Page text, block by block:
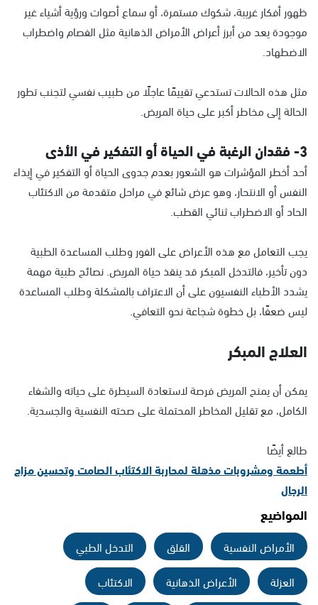
ظهور أفكار غريبة، شكوك مستمرة، أو سماع أصوات ورؤية أشياء غير
موجودة يعد من أبرز أعراض الأمراض الذهانية مثل الفصام واضطراب
الاضطهاد.
مثل هذه الحالات تستدعي تقييمًا عاجلًا من طبيب نفسي لتجنب تطور
الحالة إلى مخاطر أكبر على حياة المريض.
3- فقدان الرغبة في الحياة أو التفكير في الأذى
أحد أخطر المؤشرات هو الشعور بعدم جدوى الحياة أو التفكير في إيذاء
النفس أو الانتحار، وهو عرض شائع في مراحل متقدمة من الاكتئاب
الحاد أو الاضطراب ثنائي القطب.
يجب التعامل مع هذه الأعراض على الفور وطلب المساعدة الطبية
دون تأخير، فالتدخل المبكر قد ينقذ حياة المريض. نصائح طبية مهمة
يشدد الأطباء النفسيون على أن الاعتراف بالمشكلة وطلب المساعدة
ليس ضعفًا، بل خطوة شجاعة نحو التعافي.
العلاج المبكر
يمكن أن يمنح المريض فرصة لاستعادة السيطرة على حياته والشفاء
الكامل، مع تقليل المخاطر المحتملة على صحته النفسية والجسدية.
طالع أيضًا
أطعمة ومشروبات مذهلة لمحاربة الاكتئاب الصامت وتحسين مزاج
الرجال
المواضيع
الأمراض النفسية القلق
التدخل الطبي
العزلة
الأعراض الذهانية الاكتئاب